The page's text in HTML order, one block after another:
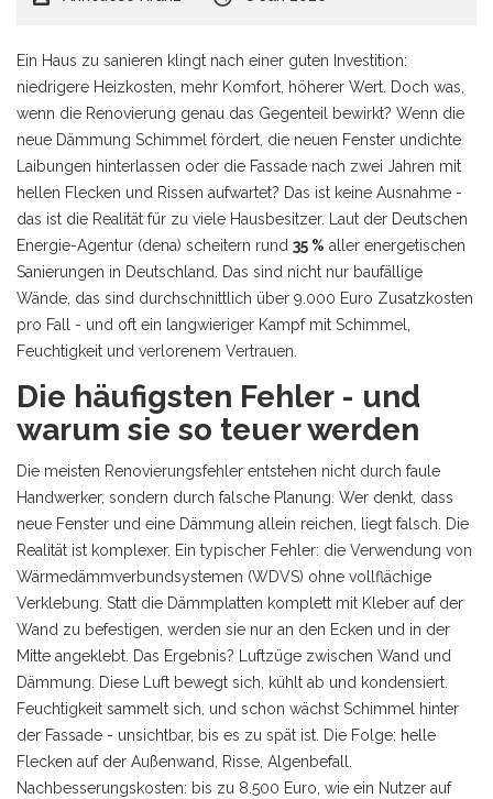
Ein Haus zu sanieren klingt nach einer guten Investition:
niedrigere Heizkosten, mehr Komfort, höherer Wert. Doch was,
wenn die Renovierung genau das Gegenteil bewirkt? Wenn die
neue Dämmung Schimmel fördert, die neuen Fenster undichte
Laibungen hinterlassen oder die Fassade nach zwei Jahren mit
hellen Flecken und Rissen aufwartet? Das ist keine Ausnahme -
das ist die Realität für zu viele Hausbesitzer. Laut der Deutschen
Energie-Agentur (dena) scheitern rund 35 % aller energetischen
Sanierungen in Deutschland. Das sind nicht nur baufällige
Wände, das sind durchschnittlich über 9.000 Euro Zusatzkosten
pro Fall - und oft ein langwieriger Kampf mit Schimmel,
Feuchtigkeit und verlorenem Vertrauen.
Die häufigsten Fehler - und
warum sie so teuer werden
Die meisten Renovierungsfehler entstehen nicht durch faule
Handwerker, sondern durch falsche Planung. Wer denkt, dass
neue Fenster und eine Dämmung allein reichen, liegt falsch. Die
Realität ist komplexer. Ein typischer Fehler: die Verwendung von
Wärmedämmverbundsystemen (WDVS) ohne vollflächige
Verklebung. Statt die Dämmplatten komplett mit Kleber auf der
Wand zu befestigen, werden sie nur an den Ecken und in der
Mitte angeklebt. Das Ergebnis? Luftzüge zwischen Wand und
Dämmung. Diese Luft bewegt sich, kühlt ab und kondensiert.
Feuchtigkeit sammelt sich, und schon wächst Schimmel hinter
der Fassade - unsichtbar, bis es zu spät ist. Die Folge: helle
Flecken auf der Außenwand, Risse, Algenbefall.
Nachbesserungskosten: bis zu 8.500 Euro, wie ein Nutzer auf